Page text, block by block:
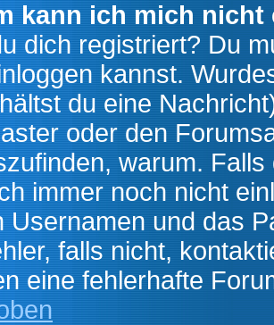
kann ich mich nicht
dich registriert? Du
kannst.
du eine
oder den
warum.
immer noch nicht
Usernamen und das
falls nicht,
eine fehlerhafte